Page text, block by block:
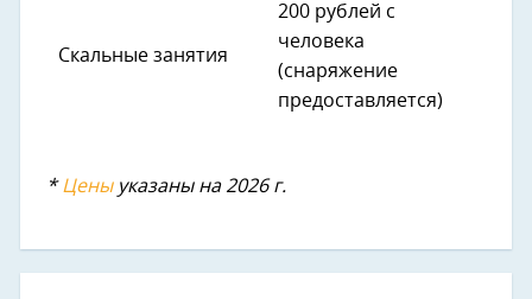
Скальные занятия
200 рублей с
человека
(снаряжение
предоставляется)
* Ценыуказаны на 2026 г.